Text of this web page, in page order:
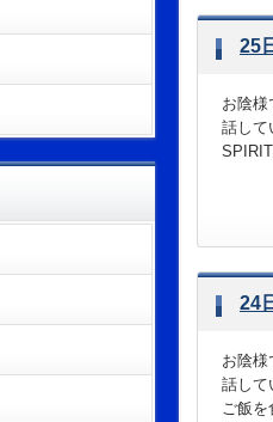
25
お陰様
話して
24
お陰様
話して
ご飯を